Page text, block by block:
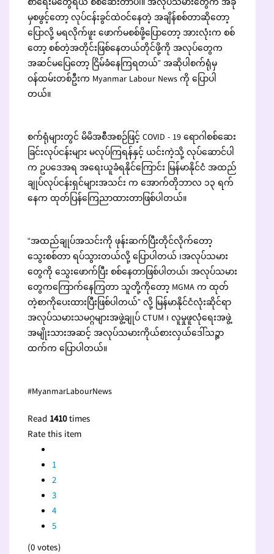
စာရေးမတွေရယ် စစ်ဆေးတာပါ။ အလုပ်သမားတွေက အခု
မှစဖွင့်တော့ လုပ်ငန်းခွင်ထဲဝင်နေတဲ့ အချိန်စစ်တာဆိုတော့
ပြောလို့ မရလိုက်ဖူး ဖောက်မစစ်ဖို့ပြောတော့ အားလုံးက စစ်
တော့ စစ်တဲ့အတိုင်းဖြစ်နေတယ်တိုင်ဖို့ကို အလုပ်တွေက
အဆင်မပြေတော့ ငြိမ်ခံနေကြရတယ်” အဆိုပါစက်ရုံမှ
ဝန်ထမ်းတစ်ဦးက Myanmar Labour News ကို ပြောပါ
တယ်။
စက်ရုံများတွင် မိမိအစီအစဉ်ဖြင့် COVID - 19 ရောဂါစစ်ဆေး
ခြင်းလုပ်ငန်းများ မလုပ်ကြရန်နှင့် ယင်းကဲ့သို့ လုပ်ဆောင်ပါ
က ဥပဒေအရ အရေးယူခံရနိုင်ကြောင်း မြန်မာနိုင်ငံ အထည်
ချုပ်လုပ်ငန်းရှင်များအသင်း က အောက်တိုဘာလ ၁၃ ရက်
နေက ထုတ်ပြန်ကြေညာထားတာဖြစ်ပါတယ်။
“အထည်ချုပ်အသင်းကို ဖုန်းဆက်ပြီးတိုင်လိုက်တော့
သွေးစစ်တာ ရပ်သွားတယ်လို့ ပြောပါတယ် ၊အလုပ်သမား
တွေကို သွေးဖောက်ပြီး စစ်နေတာဖြစ်ပါတယ်၊ အလုပ်သမား
တွေကကြောက်နေကြတာ သူတို့ကိုတော့ MGMA က ထုတ်
တဲ့စာကိုပေးထားပြီးဖြစ်ပါတယ်” လို့ မြန်မာနိုင်ငံလုံးဆိုင်ရာ
အလုပ်သမားသမဂ္ဂများအဖွဲ့ချုပ် CTUM ၊ လူမှုဖူလုံရေးအဖွဲ့
အမျိုးသားအဆင့် အလုပ်သမားကိုယ်စားလှယ်ဒေါ်သဉ္ဇာ
ထက်က ပြောပါတယ်။
#MyanmarLabourNews
Read 1410times
Rate this item
1
2
3
4
5
(0 votes)